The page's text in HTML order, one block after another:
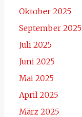
Oktober 2025
September 2025
Juli 2025
Juni 2025
Mai 2025
April 2025
März 2025